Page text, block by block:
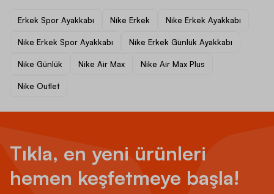
Erkek Spor Ayakkabı Nike Erkek Nike Erkek Ayakkabı
Nike Erkek Spor Ayakkabı Nike Erkek Günlük Ayakkabı
Nike Günlük Nike Air Max Nike Air Max Plus
Nike Outlet
Tıkla, en yeni ürünleri
hemen keşfetmeye başla!